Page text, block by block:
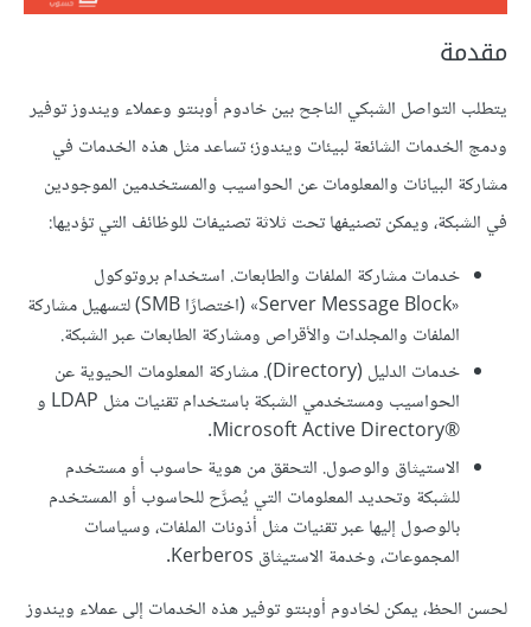
مقدمة
يتطلب التواصل الشبكي الناجح بين خادوم أوبنتو وعملاء ويندوز توفير
ودمج الخدمات الشائعة لبيئات ويندوز؛ تساعد مثل هذه الخدمات في
مشاركة البيانات والمعلومات عن الحواسيب والمستخدمين الموجودين
في الشبكة، ويمكن تصنيفها تحت ثلاثة تصنيفات للوظائف التي تؤديها:
خدمات مشاركة الملفات والطابعات. استخدام بروتوكول
«Server Message Block» (اختصارًا SMB) لتسهيل مشاركة
الملفات والمجلدات والأقراص ومشاركة الطابعات عبر الشبكة.
خدمات الدليل (Directory). مشاركة المعلومات الحيوية عن
الحواسيب ومستخدمي الشبكة باستخدام تقنيات مثل LDAP و
®Microsoft Active Directory.
الاستيثاق والوصول. التحقق من هوية حاسوب أو مستخدم
للشبكة وتحديد المعلومات التي يُصرَّح للحاسوب أو المستخدم
بالوصول إليها عبر تقنيات مثل أذونات الملفات، وسياسات
المجموعات، وخدمة الاستيثاق Kerberos.
لحسن الحظ، يمكن لخادوم أوبنتو توفير هذه الخدمات إلى عملاء ويندوز